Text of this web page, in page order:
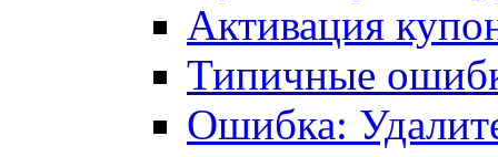
Активация
Типичные
Ошибка: